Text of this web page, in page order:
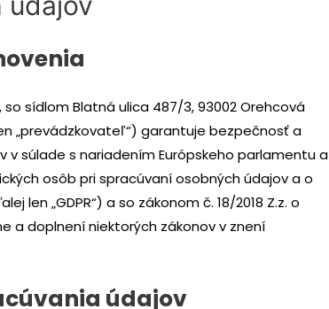
sídlom Blatná ulica 487/3, 93002 Orehcová
„prevádzkovateľ“) garantuje bezpečnosť a
v súlade s nariadením Európskeho parlamentu a
osôb pri spracúvaní osobných údajov a o
len „GDPR“) a so zákonom č. 18/2018 Z.z. o
a doplnení niektorých zákonov v znení
údajov